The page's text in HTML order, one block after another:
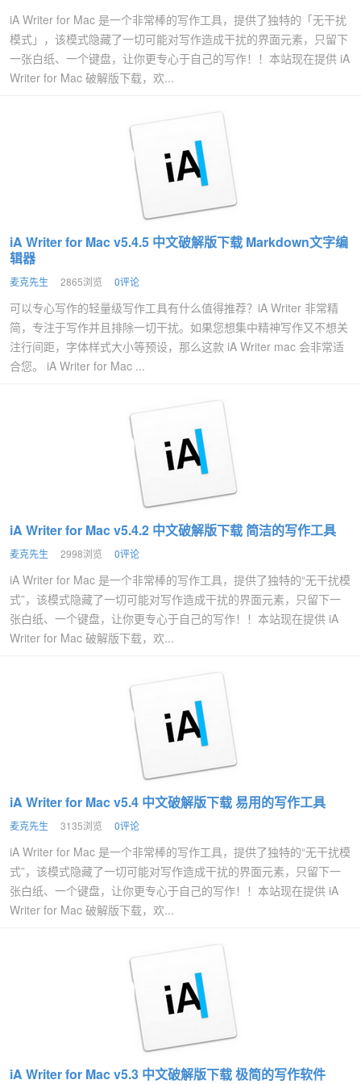
iA Writer for Mac 是一个非常棒的写作工具，提供了独特的「无干扰
模式」，该模式隐藏了一切可能对写作造成干扰的界面元素，只留下
一张白纸、一个键盘，让你更专心于自己的写作！！本站现在提供 iA
Writer for Mac 破解版下载，欢...
iA Writer for Mac v5.4.5 中文破解版下载 Markdown文字编
辑器
麦克先生 2865浏览 0评论
可以专心写作的轻量级写作工具有什么值得推荐？iA Writer 非常精
简，专注于写作并且排除一切干扰。如果您想集中精神写作又不想关
注行间距，字体样式大小等预设，那么这款 iA Writer mac 会非常适
合您。 iA Writer for Mac ...
iA Writer for Mac v5.4.2 中文破解版下载 简洁的写作工具
麦克先生 2998浏览 0评论
iA Writer for Mac 是一个非常棒的写作工具，提供了独特的“无干扰模
式”，该模式隐藏了一切可能对写作造成干扰的界面元素，只留下一
张白纸、一个键盘，让你更专心于自己的写作！！本站现在提供 iA
Writer for Mac 破解版下载，欢...
iA Writer for Mac v5.4 中文破解版下载 易用的写作工具
麦克先生 3135浏览 0评论
iA Writer for Mac 是一个非常棒的写作工具，提供了独特的“无干扰模
式”，该模式隐藏了一切可能对写作造成干扰的界面元素，只留下一
张白纸、一个键盘，让你更专心于自己的写作！！本站现在提供 iA
Writer for Mac 破解版下载，欢...
iA Writer for Mac v5.3 中文破解版下载 极简的写作软件